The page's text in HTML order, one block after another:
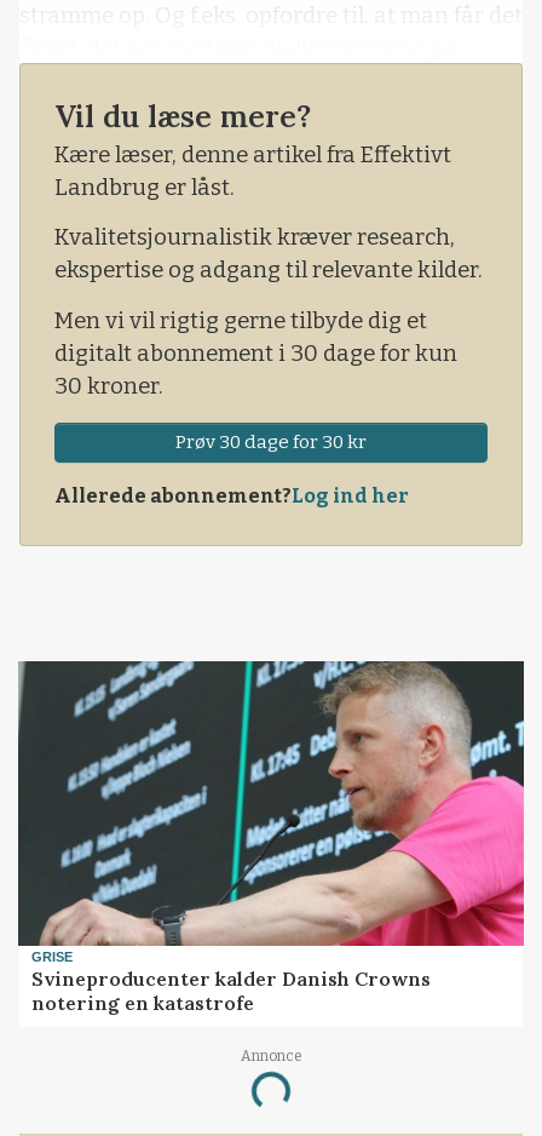
stramme op. Og f.eks. opfordre til, at man får det
Vil du læse mere?
Kære læser, denne artikel fra Effektivt
Landbrug er låst.
Kvalitetsjournalistik kræver research,
ekspertise og adgang til relevante kilder.
Men vi vil rigtig gerne tilbyde dig et
digitalt abonnement i 30 dage for kun
30 kroner.
Prøv 30 dage for 30 kr
Allerede abonnement?Log ind her
GRISE
Svineproducenter kalder Danish Crowns
notering en katastrofe
Annonce
Loading...